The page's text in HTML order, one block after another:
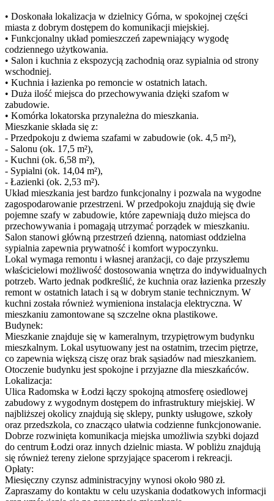
• Doskonała lokalizacja w dzielnicy Górna, w spokojnej części
miasta z dobrym dostępem do komunikacji miejskiej.
• Funkcjonalny układ pomieszczeń zapewniający wygodę
codziennego użytkowania.
• Salon i kuchnia z ekspozycją zachodnią oraz sypialnia od strony
wschodniej.
• Kuchnia i łazienka po remoncie w ostatnich latach.
• Duża ilość miejsca do przechowywania dzięki szafom w
zabudowie.
• Komórka lokatorska przynależna do mieszkania.
Mieszkanie składa się z:
- Przedpokoju z dwiema szafami w zabudowie (ok. 4,5 m²),
- Salonu (ok. 17,5 m²),
- Kuchni (ok. 6,58 m²),
- Sypialni (ok. 14,04 m²),
- Łazienki (ok. 2,53 m²).
Układ mieszkania jest bardzo funkcjonalny i pozwala na wygodne
zagospodarowanie przestrzeni. W przedpokoju znajdują się dwie
pojemne szafy w zabudowie, które zapewniają dużo miejsca do
przechowywania i pomagają utrzymać porządek w mieszkaniu.
Salon stanowi główną przestrzeń dzienną, natomiast oddzielna
sypialnia zapewnia prywatność i komfort wypoczynku.
Lokal wymaga remontu i własnej aranżacji, co daje przyszłemu
właścicielowi możliwość dostosowania wnętrza do indywidualnych
potrzeb. Warto jednak podkreślić, że kuchnia oraz łazienka przeszły
remont w ostatnich latach i są w dobrym stanie technicznym. W
kuchni została również wymieniona instalacja elektryczna. W
mieszkaniu zamontowane są szczelne okna plastikowe.
Budynek:
Mieszkanie znajduje się w kameralnym, trzypiętrowym budynku
mieszkalnym. Lokal usytuowany jest na ostatnim, trzecim piętrze,
co zapewnia większą ciszę oraz brak sąsiadów nad mieszkaniem.
Otoczenie budynku jest spokojne i przyjazne dla mieszkańców.
Lokalizacja:
Ulica Radomska w Łodzi łączy spokojną atmosferę osiedlowej
zabudowy z wygodnym dostępem do infrastruktury miejskiej. W
najbliższej okolicy znajdują się sklepy, punkty usługowe, szkoły
oraz przedszkola, co znacząco ułatwia codzienne funkcjonowanie.
Dobrze rozwinięta komunikacja miejska umożliwia szybki dojazd
do centrum Łodzi oraz innych dzielnic miasta. W pobliżu znajdują
się również tereny zielone sprzyjające spacerom i rekreacji.
Opłaty:
Miesięczny czynsz administracyjny wynosi około 980 zł.
Zapraszamy do kontaktu w celu uzyskania dodatkowych informacji